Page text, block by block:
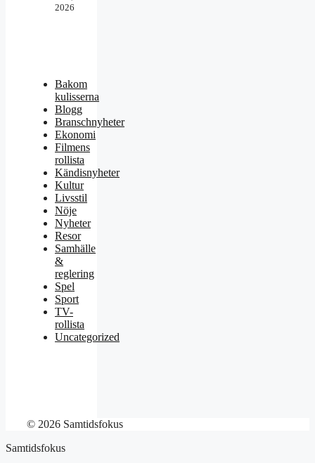
2026
Bakom
kulisserna
Blogg
Branschnyheter
Ekonomi
Filmens
rollista
Kändisnyheter
Kultur
Livsstil
Nöje
Nyheter
Resor
Samhälle
&
reglering
Spel
Sport
TV-
rollista
Uncategorized
© 2026 Samtidsfokus
Samtidsfokus